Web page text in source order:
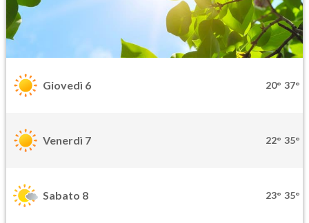
Giovedì 6 20° 37°
Venerdì 7 22° 35°
Sabato 8 23° 35°